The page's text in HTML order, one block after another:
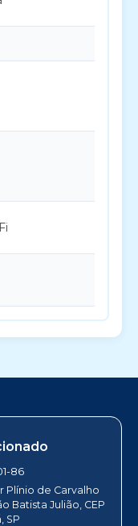
86
Plínio de Carvalho
Batista Julião, CEP
SP